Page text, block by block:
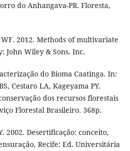
do Anhangava-PR. Floresta,
2012. Methods of multivariate
John Wiley & Sons. Inc.
do Bioma Caatinga. In:
Cestaro LA, Kageyama PY.
dos recursos florestais
Florestal Brasileiro. 368p.
2002. Desertificação: conceito,
Recife: Ed. Universitária